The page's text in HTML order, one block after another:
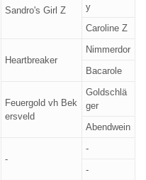
Sandro's Girl Z
y
Caroline Z
Heartbreaker
Nimmerdor
Bacarole
Feuergold vh Bek
ersveld
Goldschlä
ger
Abendwein
-
-
-